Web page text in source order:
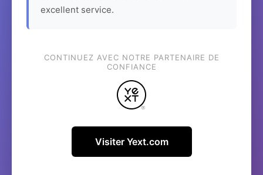
excellent service.
CONTINUEZ AVEC NOTRE PARTENAIRE DE
CONFIANCE
Visiter Yext.com